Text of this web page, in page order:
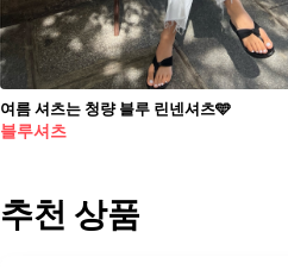
여름 셔츠는 청량 블루 린넨셔츠🩵
블루셔츠
추천 상품